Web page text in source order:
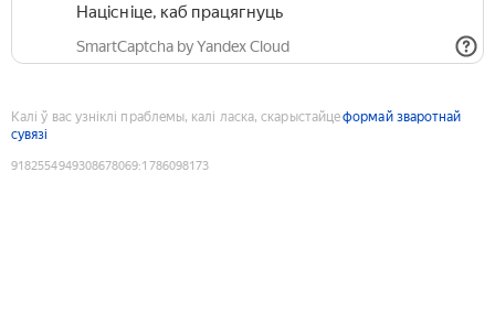
Націсніце, каб працягнуць
SmartCaptcha by Yandex Cloud
Калі ў вас узніклі праблемы, калі ласка, скарыстайцеформай зваротнай
сувязі
9182554949308678069:1786098173